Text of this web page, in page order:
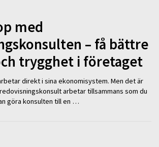
med
– få bättre
trygghet i företaget
direkt i sina ekonomisystem. Men det är
arbetar tillsammans som du
göra konsulten till en …